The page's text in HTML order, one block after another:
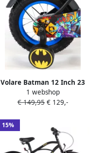
Volare Batman 12 Inch 23
cm Jongens Terugtraprem
Zwart
1 webshop
€ 149,95 € 129,-
15%